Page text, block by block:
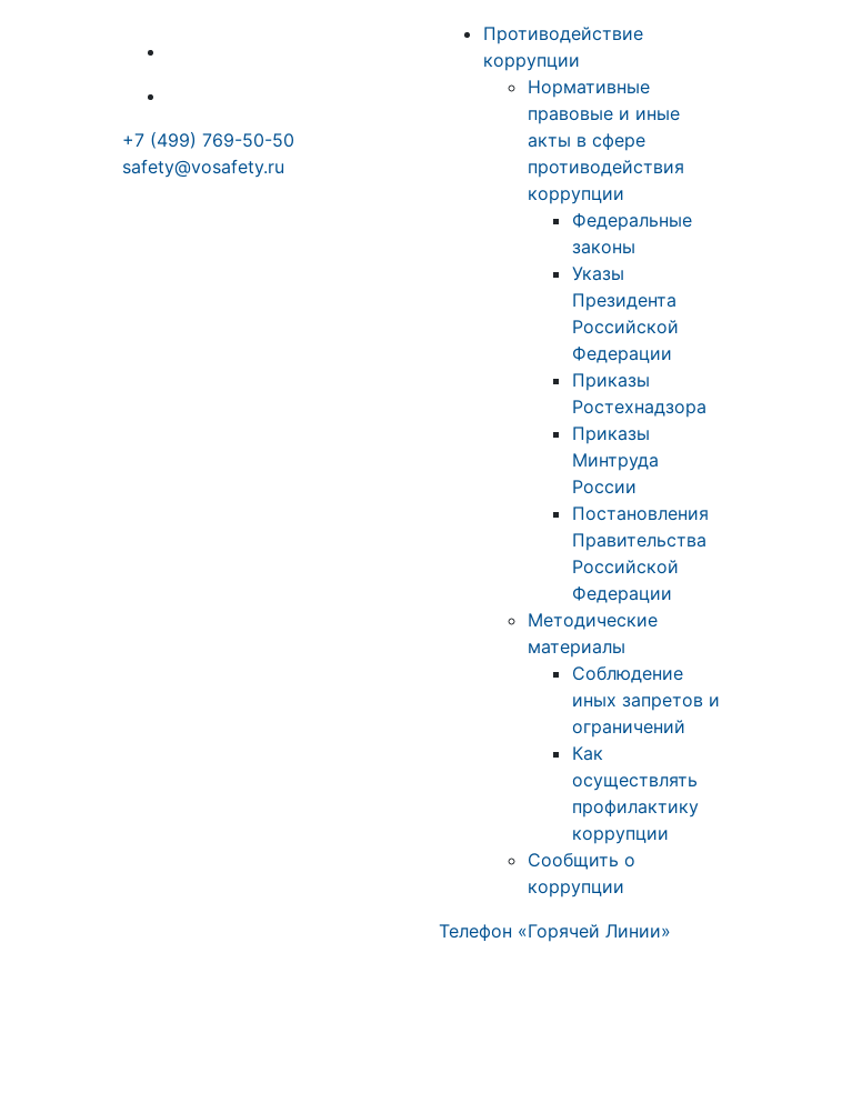
+7 (499) 769-50-50
safety@vosafety.ru
Противодействие
коррупции
Нормативные
правовые и иные
акты в сфере
противодействия
коррупции
Федеральные
законы
Указы
Президента
Российской
Федерации
Приказы
Ростехнадзора
Приказы
Минтруда
России
Постановления
Правительства
Российской
Федерации
Методические
материалы
Соблюдение
иных запретов и
ограничений
Как
осуществлять
профилактику
коррупции
Сообщить о
коррупции
Телефон «Горячей Линии»